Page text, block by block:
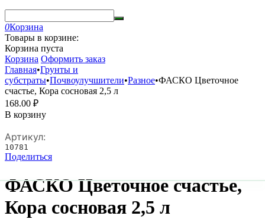
0Корзина
Товары в корзине:
Корзина пуста
Корзина Оформить заказ
Главная•Грунты и
субстраты•Почвоулучшители•Разное•ФАСКО Цветочное
счастье, Кора сосновая 2,5 л
168.00 ₽
В корзину
Артикул:
10781
Поделиться
ФАСКО Цветочное счастье,
Кора сосновая 2,5 л